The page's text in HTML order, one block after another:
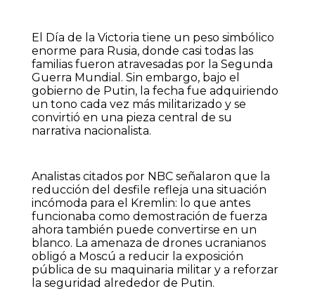
El Día de la Victoria tiene un peso simbólico
enorme para Rusia, donde casi todas las
familias fueron atravesadas por la Segunda
Guerra Mundial. Sin embargo, bajo el
gobierno de Putin, la fecha fue adquiriendo
un tono cada vez más militarizado y se
convirtió en una pieza central de su
narrativa nacionalista.
Analistas citados por NBC señalaron que la
reducción del desfile refleja una situación
incómoda para el Kremlin: lo que antes
funcionaba como demostración de fuerza
ahora también puede convertirse en un
blanco. La amenaza de drones ucranianos
obligó a Moscú a reducir la exposición
pública de su maquinaria militar y a reforzar
la seguridad alrededor de Putin.